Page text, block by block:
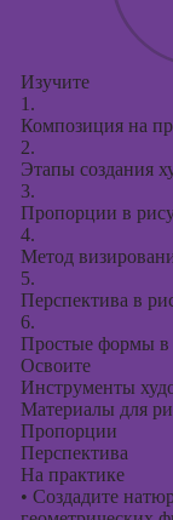
Изучите
1.
Композиция на
2.
Этапы создания
3.
Пропорции в
4.
Метод
5.
Перспектива в
6.
Простые формы в
Освоите
Инструменты
Материалы для
Пропорции
Перспектива
На практике
• Создадите